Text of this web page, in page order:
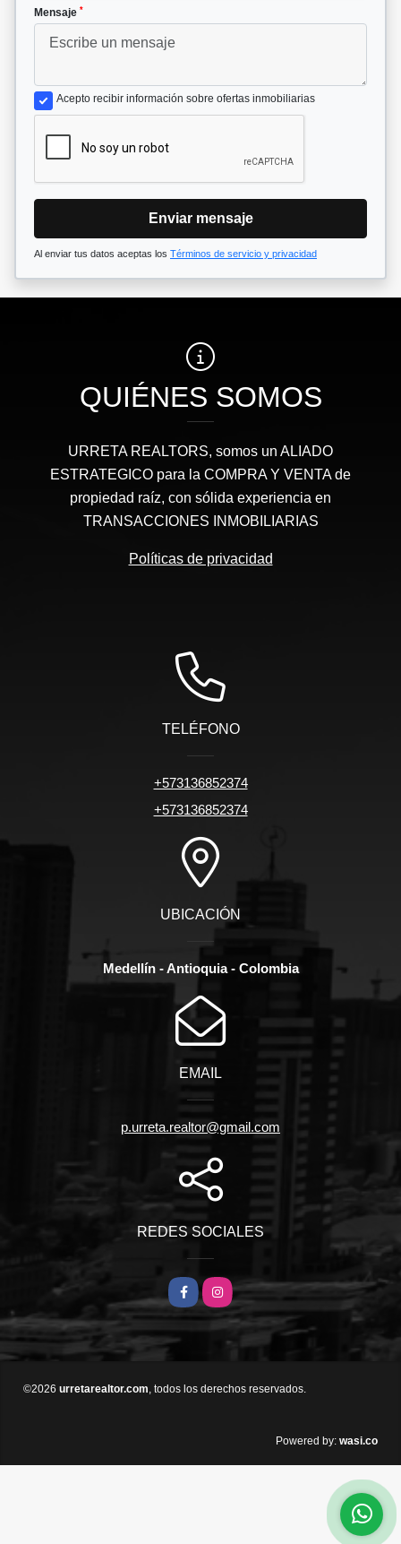
Mensaje *
Acepto recibir información sobre ofertas inmobiliarias
Enviar mensaje
Al enviar tus datos aceptas los Términos de servicio y privacidad
QUIÉNES SOMOS
URRETA REALTORS, somos un ALIADO
ESTRATEGICO para la COMPRA Y VENTA de
propiedad raíz, con sólida experiencia en
TRANSACCIONES INMOBILIARIAS
Políticas de privacidad
TELÉFONO
+573136852374
+573136852374
UBICACIÓN
Medellín - Antioquia - Colombia
EMAIL
p.urreta.realtor@gmail.com
REDES SOCIALES
FacebookInstagram
©2026 urretarealtor.com, todos los derechos reservados.
Powered by: wasi.co